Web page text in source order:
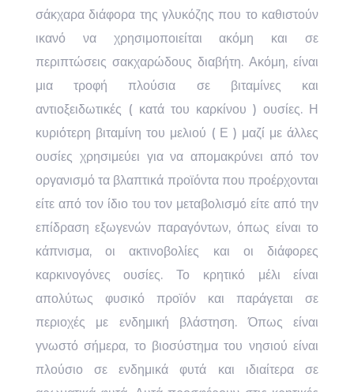
σάκχαρα διάφορα της γλυκόζης που το καθιστούν
ικανό να χρησιμοποιείται ακόμη και σε
περιπτώσεις σακχαρώδους διαβήτη. Ακόμη, είναι
μια τροφή πλούσια σε βιταμίνες και
αντιοξειδωτικές ( κατά του καρκίνου ) ουσίες. Η
κυριότερη βιταμίνη του μελιού ( Ε ) μαζί με άλλες
ουσίες χρησιμεύει για να απομακρύνει από τον
οργανισμό τα βλαπτικά προϊόντα που προέρχονται
είτε από τον ίδιο του τον μεταβολισμό είτε από την
επίδραση εξωγενών παραγόντων, όπως είναι το
κάπνισμα, οι ακτινοβολίες και οι διάφορες
καρκινογόνες ουσίες. Το κρητικό μέλι είναι
απολύτως φυσικό προϊόν και παράγεται σε
περιοχές με ενδημική βλάστηση. Όπως είναι
γνωστό σήμερα, το βιοσύστημα του νησιού είναι
πλούσιο σε ενδημικά φυτά και ιδιαίτερα σε